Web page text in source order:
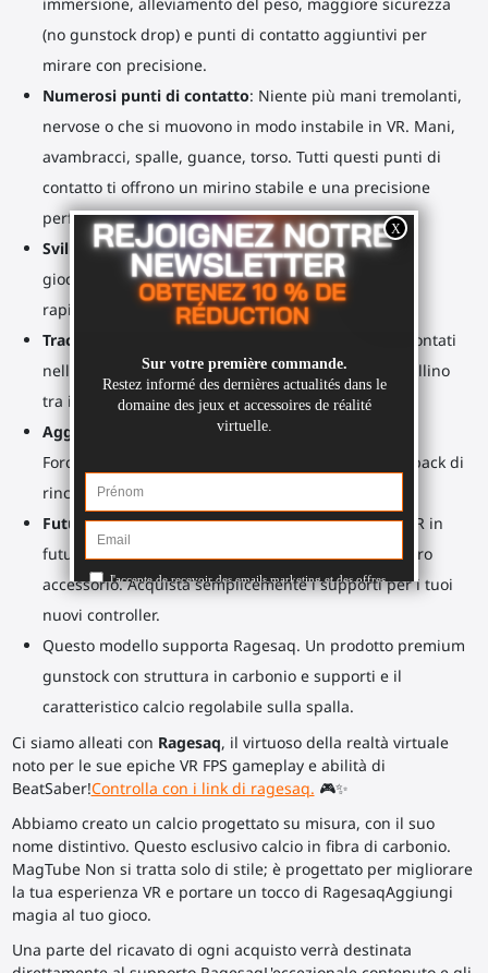
(no gunstock drop) e punti di contatto aggiuntivi per
mirare con precisione.
Numerosi punti di contatto: Niente più mani tremolanti,
nervose o che si muovono in modo instabile in VR. Mani,
avambracci, spalle, guance, torso. Tutti questi punti di
contatto ti offrono un mirino stabile e una precisione
perfetta.
Sviluppa la tua memoria muscolareOgni volta che
giochi, osserva quanto sia più facile eseguire
rapidamente un colpo perfetto o ricaricare.
Tracciamento perfetto
: I supporti per controller montati
nella parte inferiore mantengono un segnale cristallino
tra il tuo. Pico 4 Ultra cuffie e i relativi controller.
Aggiornabile
: Puoi aggiornarlo in seguito con un
ForceTube Haptic Shoulder Stock, creando un feedback di
rinculo ogni volta che premi il grilletto.
Futureproof: Stai per acquistare un nuovo visore VR in
futuro? Non c'è bisogno di comprare di nuovo l'intero
accessorio. Acquista semplicemente i supporti per i tuoi
nuovi controller.
Questo modello supporta Ragesaq. Un prodotto premium
gunstock con struttura in carbonio e supporti e il
caratteristico calcio regolabile sulla spalla.
Ci siamo alleati con Ragesaq, il virtuoso della realtà virtuale
noto per le sue epiche VR FPS gameplay e abilità di
BeatSaber!Controlla con i link di ragesaq. 🎮✨
Abbiamo creato un calcio progettato su misura, con il suo
nome distintivo. Questo esclusivo calcio in fibra di carbonio.
MagTube Non si tratta solo di stile; è progettato per migliorare
la tua esperienza VR e portare un tocco di RagesaqAggiungi
magia al tuo gioco.
Una parte del ricavato di ogni acquisto verrà destinata